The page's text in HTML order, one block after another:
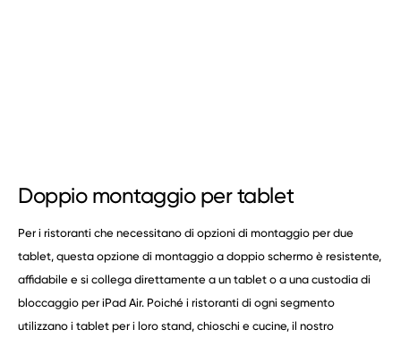
Doppio montaggio per tablet
Per i ristoranti che necessitano di opzioni di montaggio per due
tablet, questa opzione di montaggio a doppio schermo è resistente,
affidabile e si collega direttamente a un tablet o a una custodia di
bloccaggio per iPad Air. Poiché i ristoranti di ogni segmento
utilizzano i tablet per i loro stand, chioschi e cucine, il nostro